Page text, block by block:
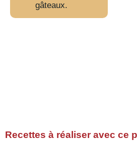
gâteaux.
Recettes à réaliser avec ce